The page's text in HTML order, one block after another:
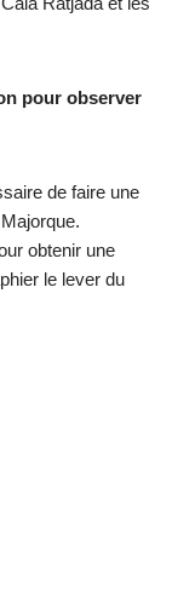
pour observer
de faire une
obtenir une
le lever du